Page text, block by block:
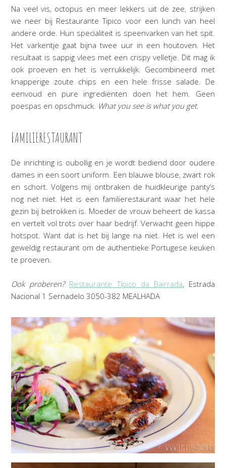
Na veel vis, octopus en meer lekkers uit de zee, strijken
we neer bij Restaurante Tipico voor een lunch van heel
andere orde. Hun specialiteit is speenvarken van het spit.
Het varkentje gaat bijna twee uur in een houtoven. Het
resultaat is sappig vlees met een crispy velletje. Dit mag ik
ook proeven en het is verrukkelijk. Gecombineerd met
knapperige zoute chips en een hele frisse salade. De
eenvoud en pure ingrediënten doen het hem. Geen
poespas en opschmuck. What you see is what you get.
FAMILIERESTAURANT
De inrichting is oubollig en je wordt bediend door oudere
dames in een soort uniform. Een blauwe blouse, zwart rok
en schort. Volgens mij ontbraken de huidkleurige panty’s
nog net niet. Het is een familierestaurant waar het hele
gezin bij betrokken is. Moeder de vrouw beheert de kassa
en vertelt vol trots over haar bedrijf. Verwacht geen hippe
hotspot. Want dat is het bij lange na niet. Het is wel een
geweldig restaurant om de authentieke Portugese keuken
te proeven.
Ook proberen? Restaurante Típico da Bairrada, Estrada
Nacional 1 Sernadelo3050-382 MEALHADA